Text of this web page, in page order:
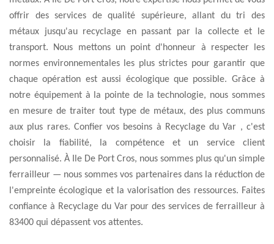
offrir des services de qualité supérieure, allant du tri des
métaux jusqu'au recyclage en passant par la collecte et le
transport. Nous mettons un point d'honneur à respecter les
normes environnementales les plus strictes pour garantir que
chaque opération est aussi écologique que possible. Grâce à
notre équipement à la pointe de la technologie, nous sommes
en mesure de traiter tout type de métaux, des plus communs
aux plus rares. Confier vos besoins à Recyclage du Var , c'est
choisir la fiabilité, la compétence et un service client
personnalisé. À Ile De Port Cros, nous sommes plus qu'un simple
ferrailleur — nous sommes vos partenaires dans la réduction de
l'empreinte écologique et la valorisation des ressources. Faites
confiance à Recyclage du Var pour des services de ferrailleur à
83400 qui dépassent vos attentes.